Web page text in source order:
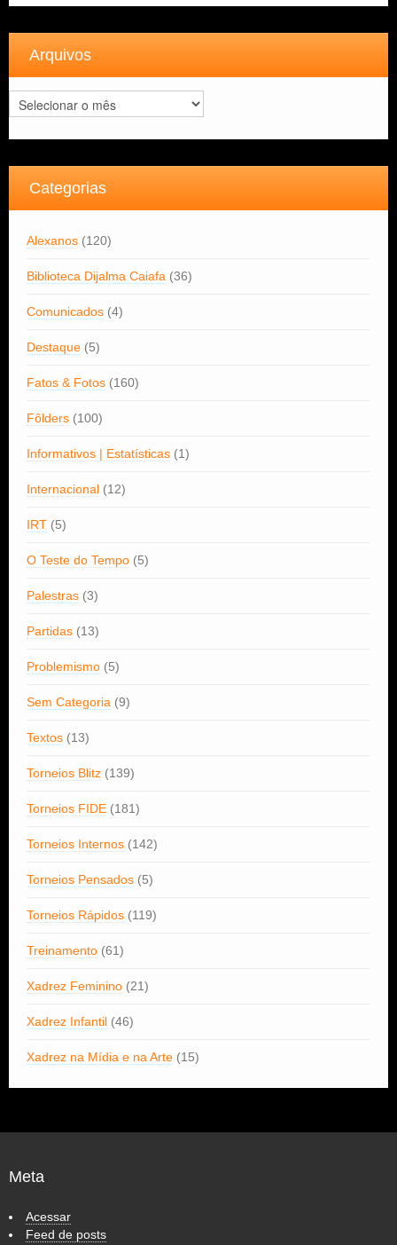
Arquivos
Arquivos
Categorias
Alexanos (120)
Biblioteca Dijalma Caiafa (36)
Comunicados (4)
Destaque (5)
Fatos & Fotos (160)
Fôlders (100)
Informativos | Estatísticas (1)
Internacional (12)
IRT (5)
O Teste do Tempo (5)
Palestras (3)
Partidas (13)
Problemismo (5)
Sem Categoria (9)
Textos (13)
Torneios Blitz (139)
Torneios FIDE (181)
Torneios Internos (142)
Torneios Pensados (5)
Torneios Rápidos (119)
Treinamento (61)
Xadrez Feminino (21)
Xadrez Infantil (46)
Xadrez na Mídia e na Arte (15)
Meta
Acessar
Feed de posts